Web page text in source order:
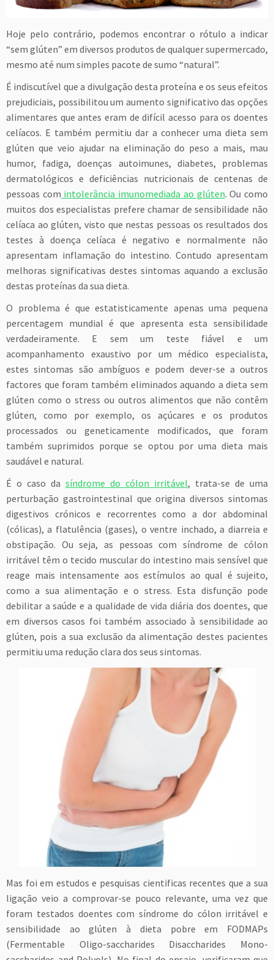
Hoje pelo contrário, podemos encontrar o rótulo a indicar
“sem glúten” em diversos produtos de qualquer supermercado,
mesmo até num simples pacote de sumo “natural”.
É indiscutível que a divulgação desta proteína e os seus efeitos
prejudiciais, possibilitou um aumento significativo das opções
alimentares que antes eram de difícil acesso para os doentes
celíacos. E também permitiu dar a conhecer uma dieta sem
glúten que veio ajudar na eliminação do peso a mais, mau
humor, fadiga, doenças autoimunes, diabetes, problemas
dermatológicos e deficiências nutricionais de centenas de
pessoas com intolerância imunomediada ao glúten. Ou como
muitos dos especialistas prefere chamar de sensibilidade não
celíaca ao glúten, visto que nestas pessoas os resultados dos
testes à doença celíaca é negativo e normalmente não
apresentam inflamação do intestino. Contudo apresentam
melhoras significativas destes sintomas aquando a exclusão
destas proteínas da sua dieta.
O problema é que estatisticamente apenas uma pequena
percentagem mundial é que apresenta esta sensibilidade
verdadeiramente. E sem um teste fiável e um
acompanhamento exaustivo por um médico especialista,
estes sintomas são ambíguos e podem dever-se a outros
factores que foram também eliminados aquando a dieta sem
glúten como o stress ou outros alimentos que não contêm
glúten, como por exemplo, os açúcares e os produtos
processados ou geneticamente modificados, que foram
também suprimidos porque se optou por uma dieta mais
saudável e natural.
É o caso da síndrome do cólon irritável, trata-se de uma
perturbação gastrointestinal que origina diversos sintomas
digestivos crónicos e recorrentes como a dor abdominal
(cólicas), a flatulência (gases), o ventre inchado, a diarreia e
obstipação. Ou seja, as pessoas com síndrome de cólon
irritável têm o tecido muscular do intestino mais sensível que
reage mais intensamente aos estímulos ao qual é sujeito,
como a sua alimentação e o stress. Esta disfunção pode
debilitar a saúde e a qualidade de vida diária dos doentes, que
em diversos casos foi também associado à sensibilidade ao
glúten, pois a sua exclusão da alimentação destes pacientes
permitiu uma redução clara dos seus sintomas.
Mas foi em estudos e pesquisas cientificas recentes que a sua
ligação veio a comprovar-se pouco relevante, uma vez que
foram testados doentes com síndrome do cólon irritável e
sensibilidade ao glúten à dieta pobre em FODMAPs
(Fermentable Oligo-saccharides Disaccharides Mono-